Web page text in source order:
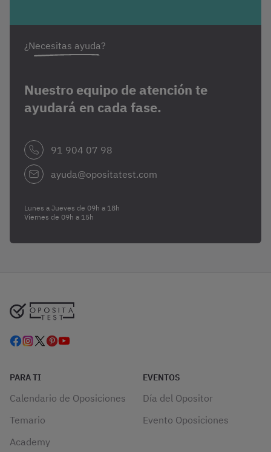
¿Necesitas ayuda?
Nuestro equipo de atención te
ayudará en cada fase.
91 904 07 98
ayuda@opositatest.com
Lunes a Jueves de 09h a 18h
Viernes de 09h a 15h